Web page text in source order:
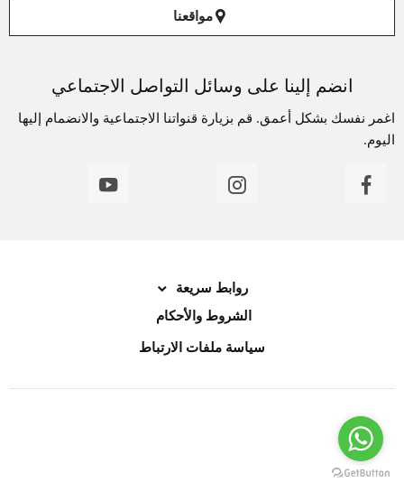
مواقعنا
انضم إلينا على وسائل التواصل الاجتماعي
اغمر نفسك بشكل أعمق. قم بزيارة قنواتنا الاجتماعية والانضمام إليها
اليوم.
روابط سريعة
الشروط والأحكام
سياسة ملفات الارتباط